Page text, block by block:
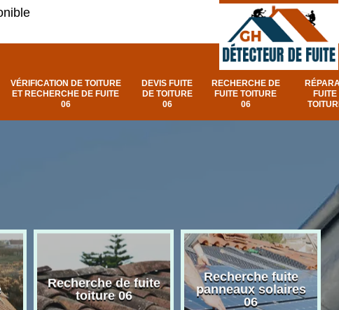
VÉRIFICATION DE TOITURE
ET RECHERCHE DE FUITE
06
DEVIS FUITE
DE TOITURE
06
RECHERCHE DE
FUITE TOITURE
06
FUITE
Recherche de fuite
toiture 06
Recherche fuite
panneaux solaires
06